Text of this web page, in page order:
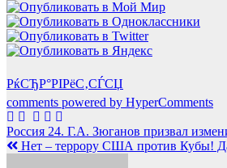
РќСЂР°РІРёС‚СЃСЏ
comments powered by HyperComments
Навигация
по
Россия 24. Г.А. Зюганов призвал
Нет – террору США против Кубы!